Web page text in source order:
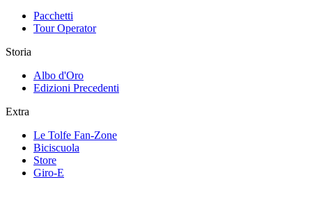
Pacchetti
Tour Operator
Storia
Albo d'Oro
Edizioni Precedenti
Extra
Le Tolfe Fan-Zone
Biciscuola
Store
Giro-E